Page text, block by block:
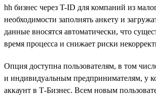
hh бизнес через T-ID для компаний из
необходимости заполнять анкету и
данные вносятся автоматически, что
время процесса и снижает риски
Опция доступна пользователям, в том
и индивидуальным предпринимателям, у
аккаунт в Т-Бизнес. Всем новым